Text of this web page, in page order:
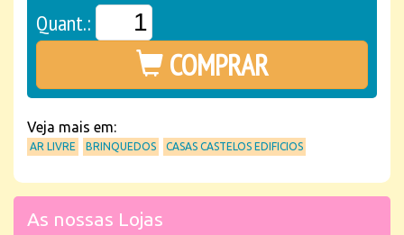
Quant.:
COMPRAR
Veja mais em:
AR LIVRE BRINQUEDOS CASAS CASTELOS EDIFICIOS
As nossas Lojas